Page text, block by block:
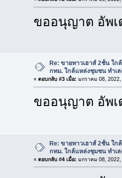
ขออนุญาต อัพเ
Re: ขายทาวเฮาส์ 2ชั้น ใก
กทม. ใกล้แหล่งชุมชน ทำเ
« ตอบกลับ #3 เมื่อ: มกราคม 08, 2022,
ขออนุญาต อัพเ
Re: ขายทาวเฮาส์ 2ชั้น ใก
กทม. ใกล้แหล่งชุมชน ทำเ
« ตอบกลับ #4 เมื่อ: มกราคม 08, 2022,